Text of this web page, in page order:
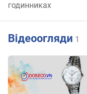
годинниках
Відеоогляди 1